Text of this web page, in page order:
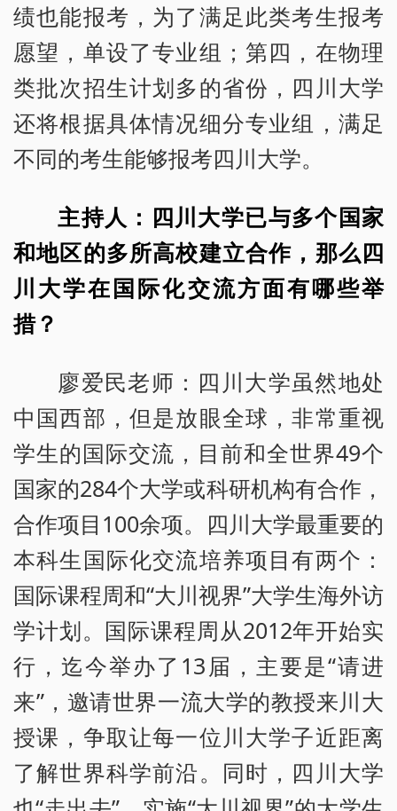
绩也能报考，为了满足此类考生报考
愿望，单设了专业组；第四，在物理
类批次招生计划多的省份，四川大学
还将根据具体情况细分专业组，满足
不同的考生能够报考四川大学。
主持人：四川大学已与多个国家
和地区的多所高校建立合作，那么四
川大学在国际化交流方面有哪些举
措？
廖爱民老师：四川大学虽然地处
中国西部，但是放眼全球，非常重视
学生的国际交流，目前和全世界49个
国家的284个大学或科研机构有合作，
合作项目100余项。四川大学最重要的
本科生国际化交流培养项目有两个：
国际课程周和“大川视界”大学生海外访
学计划。国际课程周从2012年开始实
行，迄今举办了13届，主要是“请进
来”，邀请世界一流大学的教授来川大
授课，争取让每一位川大学子近距离
了解世界科学前沿。同时，四川大学